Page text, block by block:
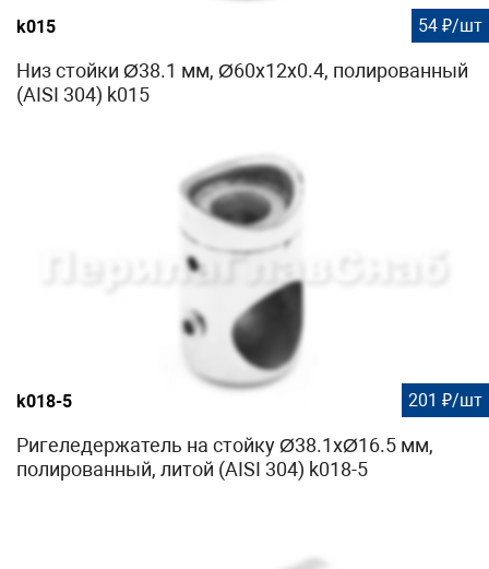
k015 54 ₽/шт
Низ стойки Ø38.1 мм, Ø60х12х0.4, полированный
(AISI 304) k015
k018-5 201 ₽/шт
Ригеледержатель на стойку Ø38.1хØ16.5 мм,
полированный, литой (AISI 304) k018-5